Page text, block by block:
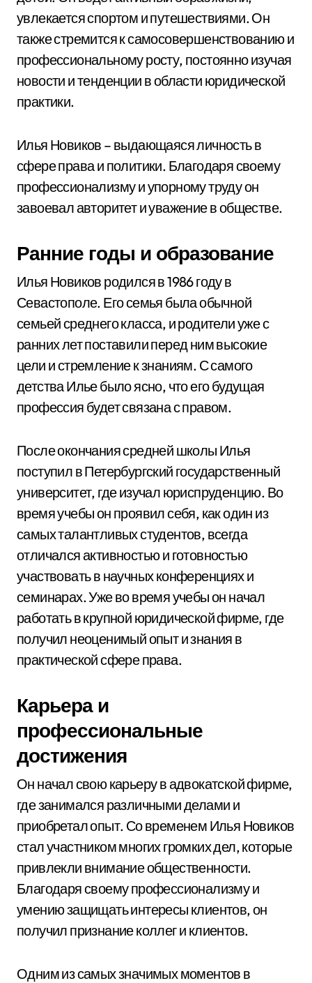
увлекается спортом и путешествиями. Он
также стремится к самосовершенствованию и
профессиональному росту, постоянно изучая
новости и тенденции в области юридической
практики.
Илья Новиков – выдающаяся личность в
сфере права и политики. Благодаря своему
профессионализму и упорному труду он
завоевал авторитет и уважение в обществе.
Ранние годы и образование
Илья Новиков родился в 1986 году в
Севастополе. Его семья была обычной
семьей среднего класса, и родители уже с
ранних лет поставили перед ним высокие
цели и стремление к знаниям. С самого
детства Илье было ясно, что его будущая
профессия будет связана с правом.
После окончания средней школы Илья
поступил в Петербургский государственный
университет, где изучал юриспруденцию. Во
время учебы он проявил себя, как один из
самых талантливых студентов, всегда
отличался активностью и готовностью
участвовать в научных конференциях и
семинарах. Уже во время учебы он начал
работать в крупной юридической фирме, где
получил неоценимый опыт и знания в
практической сфере права.
Карьера и
профессиональные
достижения
Он начал свою карьеру в адвокатской фирме,
где занимался различными делами и
приобретал опыт. Со временем Илья Новиков
стал участником многих громких дел, которые
привлекли внимание общественности.
Благодаря своему профессионализму и
умению защищать интересы клиентов, он
получил признание коллег и клиентов.
Одним из самых значимых моментов в